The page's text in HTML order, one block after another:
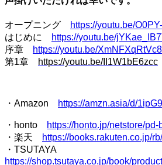
オープニング
https://youtu.be/
はじめに
https://youtu.be/
序章
https://youtu.be/XmNFXqRtVc8
第1章
https://youtu.be/II1W1bE6zcc
・Amazon https://amzn.asia/d/
・honto
https://honto.jp/netstore/
・楽天
https://books.rakuten.co.jp/
・TSUTAYA
https://shop.tsutaya.co.jp/book/